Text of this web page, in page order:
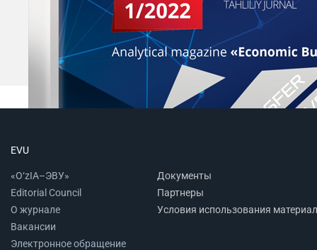
EVU
«O‘zIA–ЭВУ»
Editorial Council
О журнале
Вакансии
Электронное обращение
Документы
Партнеры
Условия использования